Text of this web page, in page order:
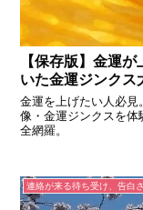
【保存版】金運
いた金運ジンクス
金運を上げたい人必
像・金運ジンクスを
全網羅。